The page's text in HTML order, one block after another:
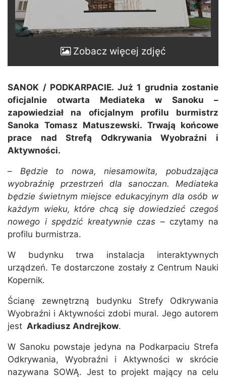
Zobacz więcej zdjęć
SANOK / PODKARPACIE. Już 1 grudnia zostanie
oficjalnie otwarta Mediateka w Sanoku –
zapowiedział na oficjalnym profilu burmistrz
Sanoka Tomasz Matuszewski. Trwają końcowe
prace nad Strefą Odkrywania Wyobraźni i
Aktywności.
– Będzie to nowa, niesamowita, pobudzająca
wyobraźnię przestrzeń dla sanoczan. Mediateka
będzie świetnym miejsce edukacyjnym dla osób w
każdym wieku, które chcą się dowiedzieć czegoś
nowego i spędzić kreatywnie czas – czytamy na
profilu burmistrza.
W budynku trwa instalacja interaktywnych
urządzeń. Te dostarczone zostały z Centrum Nauki
Kopernik.
Ścianę zewnętrzną budynku Strefy Odkrywania
Wyobraźni i Aktywności zdobi mural. Jego autorem
jest Arkadiusz Andrejkow.
W Sanoku powstaje jedyna na Podkarpaciu Strefa
Odkrywania, Wyobraźni i Aktywności w skrócie
nazywana SOWĄ. Jest to projekt mający na celu